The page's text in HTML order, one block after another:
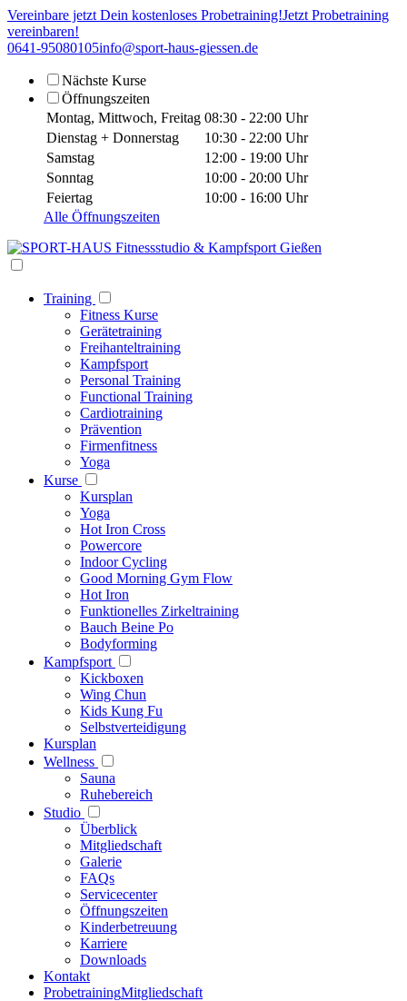
Vereinbare jetzt Dein kostenloses Probetraining!Jetzt Probetraining
vereinbaren!
0641-95080105info@sport-haus-giessen.de
Nächste Kurse
Öffnungszeiten
Montag, Mittwoch, Freitag 08:30 - 22:00 Uhr
Dienstag + Donnerstag
10:30 - 22:00 Uhr
Samstag
12:00 - 19:00 Uhr
Sonntag
10:00 - 20:00 Uhr
Feiertag
10:00 - 16:00 Uhr
Alle Öffnungszeiten
Training
Fitness Kurse
Gerätetraining
Freihanteltraining
Kampfsport
Personal Training
Functional Training
Cardiotraining
Prävention
Firmenfitness
Yoga
Kurse
Kursplan
Yoga
Hot Iron Cross
Powercore
Indoor Cycling
Good Morning Gym Flow
Hot Iron
Funktionelles Zirkeltraining
Bauch Beine Po
Bodyforming
Kampfsport
Kickboxen
Wing Chun
Kids Kung Fu
Selbstverteidigung
Kursplan
Wellness
Sauna
Ruhebereich
Studio
Überblick
Mitgliedschaft
Galerie
FAQs
Servicecenter
Öffnungszeiten
Kinderbetreuung
Karriere
Downloads
Kontakt
ProbetrainingMitgliedschaft